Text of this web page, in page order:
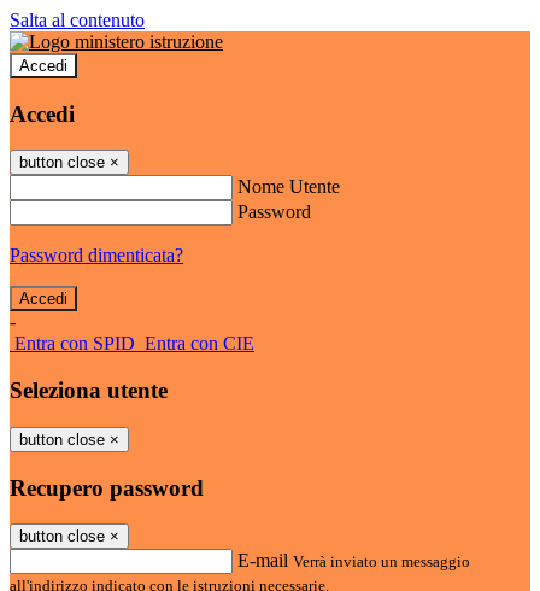
Salta al contenuto
Accedi
Accedi
button close ×
Nome Utente
Password
Password dimenticata?
-
Entra con SPID Entra con CIE
Seleziona utente
button close ×
Recupero password
button close ×
E-mail Verrà inviato un messaggio
all'indirizzo indicato con le istruzioni necessarie.